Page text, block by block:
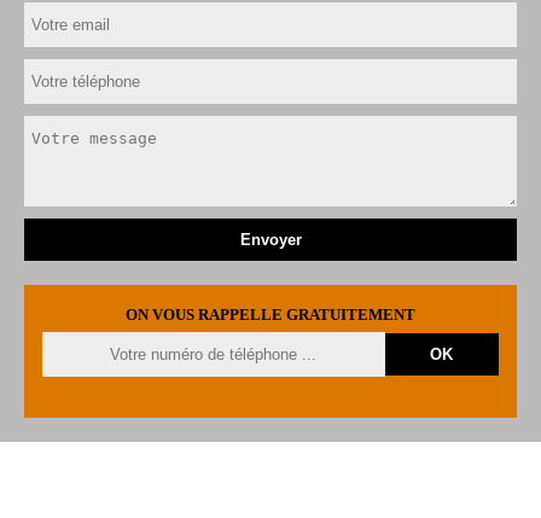
ON VOUS RAPPELLE GRATUITEMENT